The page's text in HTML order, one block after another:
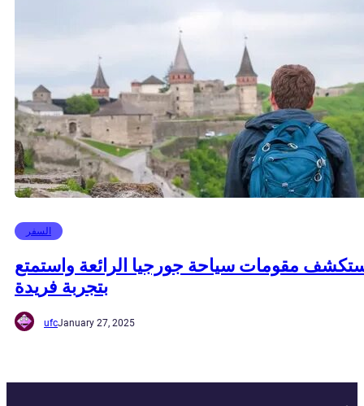
السفر
مقومات سياحة جورجيا الرائعة واستمتع
بتجربة فريدة
ufcJanuary 27, 2025